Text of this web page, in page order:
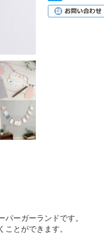
ーガーランドです。
とができます。